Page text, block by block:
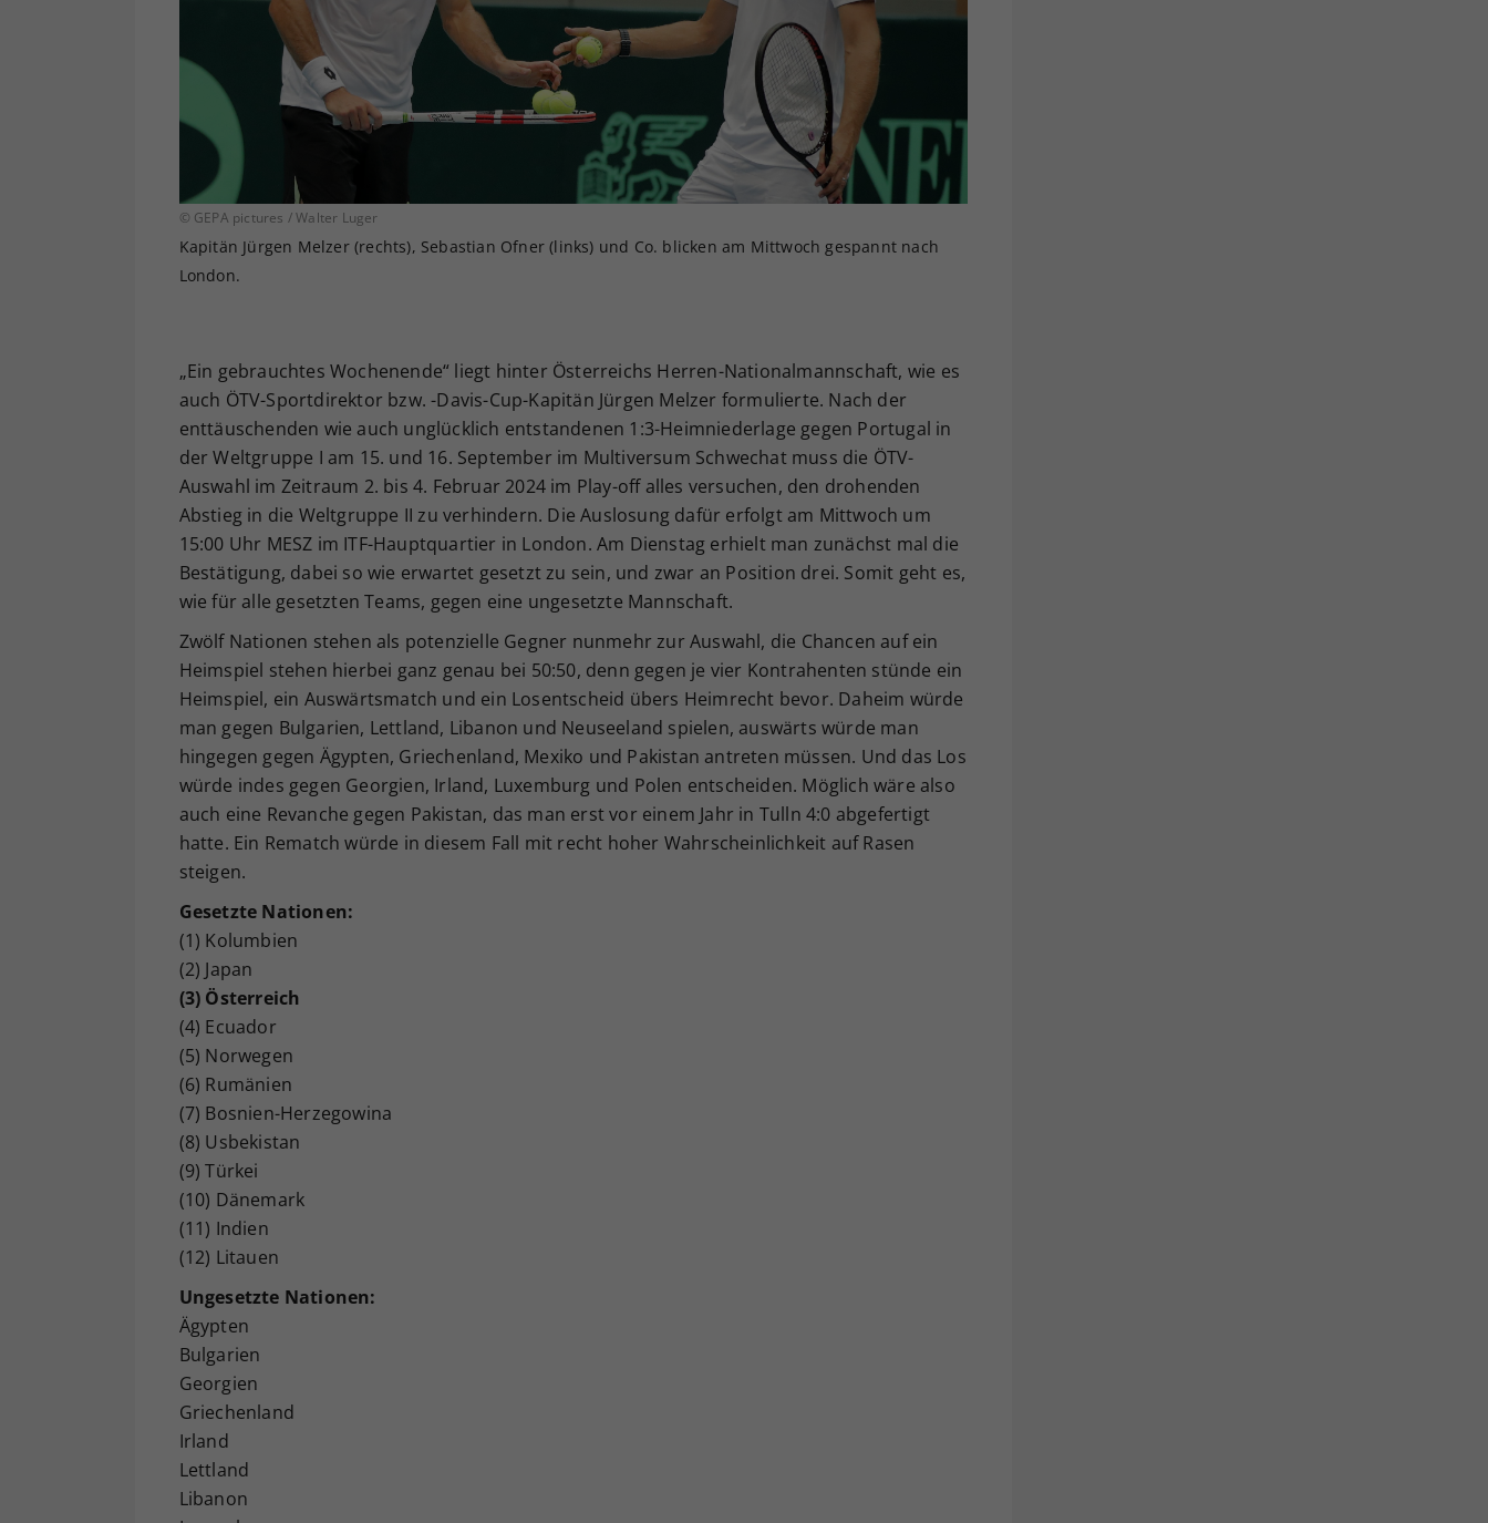
© GEPA pictures / Walter Luger
Kapitän Jürgen Melzer (rechts), Sebastian Ofner (links) und Co. blicken am Mittwoch gespannt nach
London.
„Ein gebrauchtes Wochenende“ liegt hinter Österreichs Herren-Nationalmannschaft, wie es
auch ÖTV-Sportdirektor bzw. -Davis-Cup-Kapitän Jürgen Melzer formulierte. Nach der
enttäuschenden wie auch unglücklich entstandenen 1:3-Heimniederlage gegen Portugal in
der Weltgruppe I am 15. und 16. September im Multiversum Schwechat muss die ÖTV-
Auswahl im Zeitraum 2. bis 4. Februar 2024 im Play-off alles versuchen, den drohenden
Abstieg in die Weltgruppe II zu verhindern. Die Auslosung dafür erfolgt am Mittwoch um
15:00 Uhr MESZ im ITF-Hauptquartier in London. Am Dienstag erhielt man zunächst mal die
Bestätigung, dabei so wie erwartet gesetzt zu sein, und zwar an Position drei. Somit geht es,
wie für alle gesetzten Teams, gegen eine ungesetzte Mannschaft.
Zwölf Nationen stehen als potenzielle Gegner nunmehr zur Auswahl, die Chancen auf ein
Heimspiel stehen hierbei ganz genau bei 50:50, denn gegen je vier Kontrahenten stünde ein
Heimspiel, ein Auswärtsmatch und ein Losentscheid übers Heimrecht bevor. Daheim würde
man gegen Bulgarien, Lettland, Libanon und Neuseeland spielen, auswärts würde man
hingegen gegen Ägypten, Griechenland, Mexiko und Pakistan antreten müssen. Und das Los
würde indes gegen Georgien, Irland, Luxemburg und Polen entscheiden. Möglich wäre also
auch eine Revanche gegen Pakistan, das man erst vor einem Jahr in Tulln 4:0 abgefertigt
hatte. Ein Rematch würde in diesem Fall mit recht hoher Wahrscheinlichkeit auf Rasen
steigen.
Gesetzte Nationen:
(1) Kolumbien
(2) Japan
(3) Österreich
(4) Ecuador
(5) Norwegen
(6) Rumänien
(7) Bosnien-Herzegowina
(8) Usbekistan
(9) Türkei
(10) Dänemark
(11) Indien
(12) Litauen
Ungesetzte Nationen:
Ägypten
Bulgarien
Georgien
Griechenland
Irland
Lettland
Libanon
Ihrer vorgenommen Einstellungen, falls der
Webseiten-Betreiber dies eingestellt hat.